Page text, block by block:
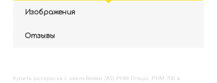
Изображения
Отзывы
Купить Раскраска с наклейками (А5) РНМ Птицы, РНМ-700 в